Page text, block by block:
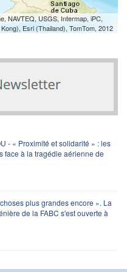
NAVTEQ, USGS, Intermap, iPC,
Esri (Thailand), TomTom, 2012
- « Proximité et solidarité » : les
face à la tragédie aérienne de
plus grandes encore ». La
de la FABC s'est ouverte à